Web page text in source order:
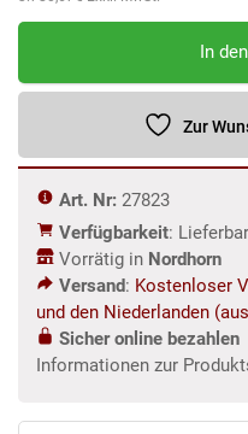
Chesterfield
Couch
Olive
2,80
Menge
In
Zur
Art. Nr: 27823
Verfügbarkeit:
Vorrätig in Nordhorn
Versand: Kostenloser
und den Niederlanden
Sicher online bezahlen
Informationen zur